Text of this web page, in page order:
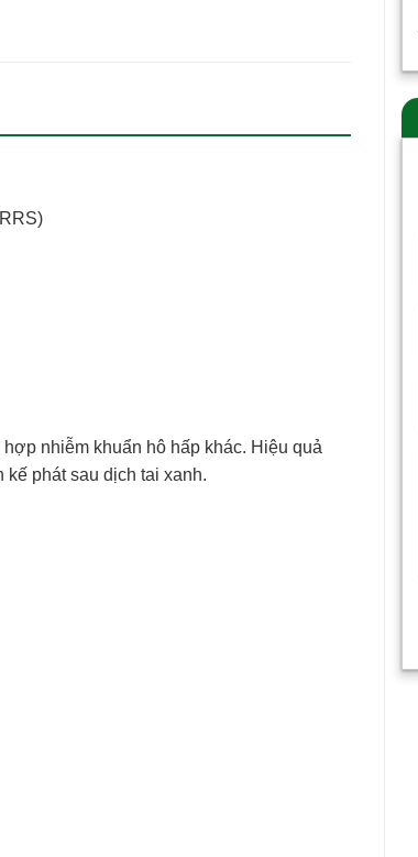
nhiễm khuẩn hô hấp khác. Hiệu quả
phát sau dịch tai xanh.